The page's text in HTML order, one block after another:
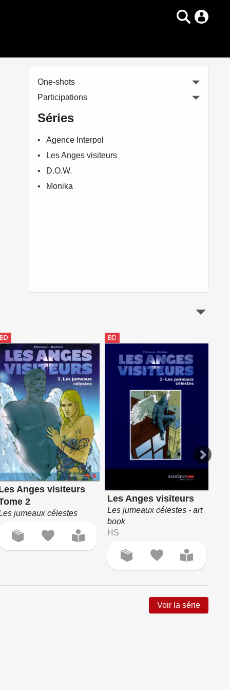
One-shots
Participations
Séries
Agence Interpol
Les Anges visiteurs
D.O.W.
Monika
BD
Anges visiteurs
2
jumeaux célestes
BD
Les Anges visiteurs
Les jumeaux célestes - art
book
HS
Voir la série